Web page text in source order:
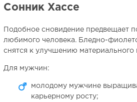
Сонник Хассе
Подобное сновидение предвещает
любимого человека. Бледно-
снятся к улучшению материального
Для мужчин:
молодому мужчине
карьерному росту;